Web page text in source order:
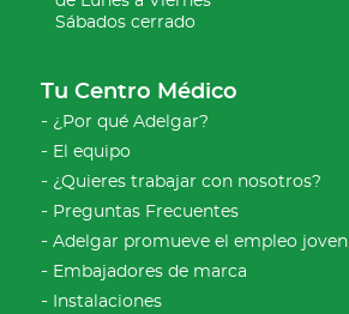
Sábados cerrado
Tu Centro Médico
¿Por qué Adelgar?
El equipo
¿Quieres trabajar con nosotros?
Preguntas Frecuentes
Adelgar promueve el empleo joven
Embajadores de marca
Instalaciones